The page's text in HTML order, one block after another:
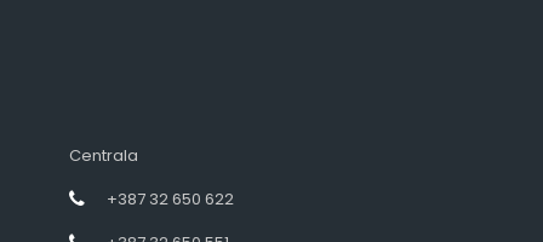
Centrala
+387 32 650 622